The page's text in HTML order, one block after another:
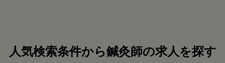
人気検索条件から鍼灸師の求人を探す